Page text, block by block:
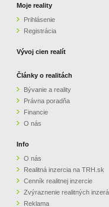
PARTNERI
OBCHODNÉ PODMIENKY
KONTAKT
Moje reality
Prihlásenie
Registrácia
Vývoj cien realít
Články o realitách
Bývanie a reality
Právna poradňa
Financie
O nás
Info
O nás
Realitná inzercia na TRH.sk
Cenník realitnej inzercie
Zvýraznenie realitných
Reklama